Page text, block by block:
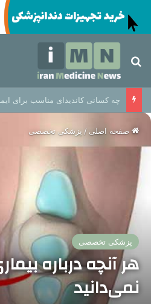
جستجو برای
چه کسانی کاندیدای مناسب برای
صفحه اصلی / پزشکی تخصصی
پزشکی تخصصی
هر آنچه درباره
نمی‌دانید